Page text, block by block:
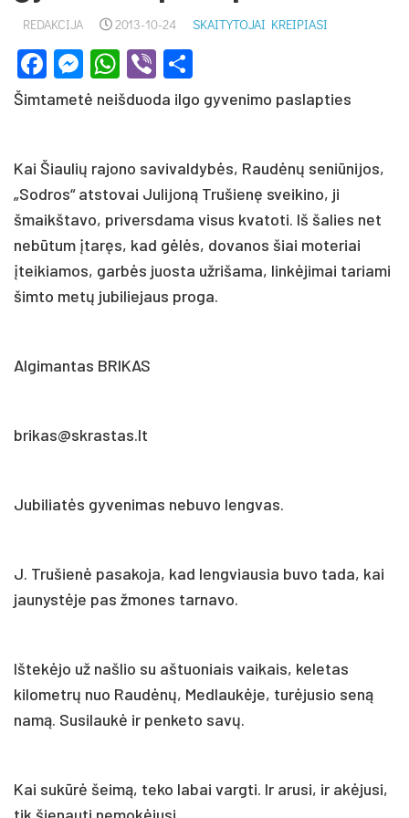
REDAKCIJA 2013-10-24 SKAITYTOJAI KREIPIASI
Facebook
Messenger
WhatsApp
Viber
Šimtametė neišduoda ilgo gyvenimo paslapties
Kai Šiaulių rajono savivaldybės, Raudėnų seniūnijos,
„Sodros“ atstovai Julijoną Trušienę sveikino, ji
šmaikštavo, priversdama visus kvatoti. Iš šalies net
nebūtum įtaręs, kad gėlės, dovanos šiai moteriai
įteikiamos, garbės juosta užrišama, linkėjimai tariami
šimto metų jubiliejaus proga.
Algimantas BRIKAS
brikas@skrastas.lt
Jubiliatės gyvenimas nebuvo lengvas.
J. Trušienė pasakoja, kad lengviausia buvo tada, kai
jaunystėje pas žmones tarnavo.
Ištekėjo už našlio su aštuoniais vaikais, keletas
kilometrų nuo Raudėnų, Medlaukėje, turėjusio seną
namą. Susilaukė ir penketo savų.
Kai sukūrė šeimą, teko labai vargti. Ir arusi, ir akėjusi,